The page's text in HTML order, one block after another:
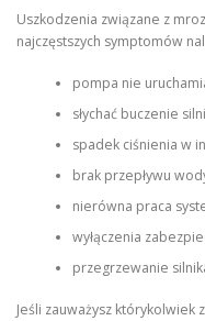
Uszkodzenia związane z
najczęstszych symptomów
pompa nie
słychać buczenie
spadek ciśnienia w
brak przepływu
nierówna praca
wyłączenia
przegrzewanie
Jeśli zauważysz którykolwiek